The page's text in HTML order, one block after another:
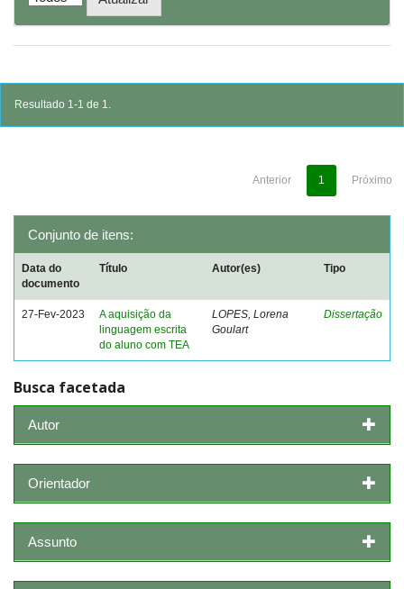
Resultado 1-1 de 1.
Anterior 1 Próximo
Conjunto de itens:
Data do
documento
Título Autor(es) Tipo
27-Fev-2023
A aquisição da
linguagem escrita
do aluno com TEA
LOPES, Lorena
Goulart
Dissertação
Busca facetada
Autor
Orientador
Assunto